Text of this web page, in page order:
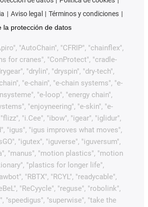
Aviso legal
Términos y condiciones
la protección de datos
"AutoChain", "CFRIP", "chainflex",
for cranes", "ConProtect", "cradle-
"drylin", "dryspin", "dry-tech",
"e-chain", "e-chain systems", "e-
"e-loop", "energy chain",
"enjoyneering", "e-skin", "e-
"i.Cee", "ibow", "igear", "iglidur",
"igus", "igus improves what moves",
"igutex", "iguverse", "iguversum",
"manus", "motion plastics", "motion
"plastics for longer life",
"RBTX", "RCYL", "readycable",
"ReCyycle", "reguse", "robolink",
"speedigus", "superwise", "take the